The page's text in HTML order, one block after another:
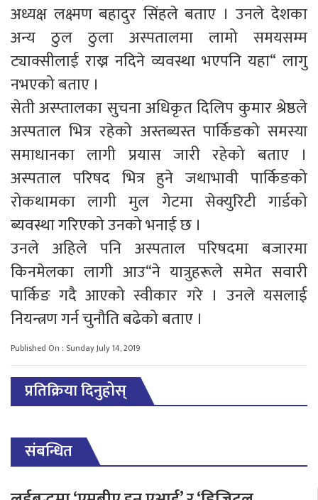
अध्यक्ष लक्ष्मण बहादुर सिंहले बताए । उनले देशका
अन्य ठुल ठुला अस्पतालमा लामो समयसम्म
ट्याक्सीलाई राख्न नदिने व्यवस्था भएपनि यहा“ लागु
नभएको बताए ।
सेती अस्प्तालका सुचना अधिकृत दिलिप कुमार श्रेष्ठले
अस्पताल भित्र रहेको अस्तब्यस्त पार्किङको समस्या
समाधानका लागी प्रयास जारी रहेको बताए ।
अस्पताल परिषद भित्र हुने जथाभावी पार्किङको
रोकथामका लागी मुल गेटमा सेक्युरिटी गार्डको
ब्यवस्था गरिएको उनको भनाई छ ।
उनले अहिले पनि अस्पताल परिषदमा बजारमा
किनमेलका लागी आउ“ने यात्रुहरूले समेत सवारी
पार्किङ गदै आएको स्वीकार गरे । उनले यसलाई
नियन्त्रण गर्न चुनौति बढेको बताए ।
Published On : Sunday July 14, 2019
प्रतिक्रिया दिनुहोस्
संबन्धित